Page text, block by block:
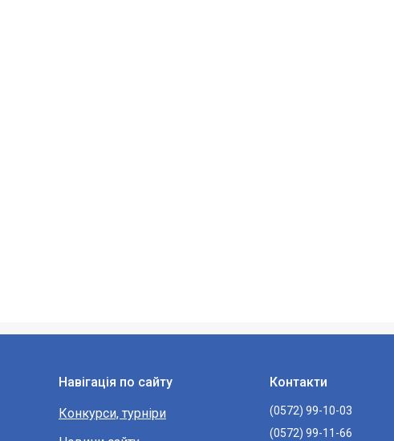
Навігація по сайту
Конкурси, турніри
Контакти
(0572) 99-10-03
(0572) 99-11-66